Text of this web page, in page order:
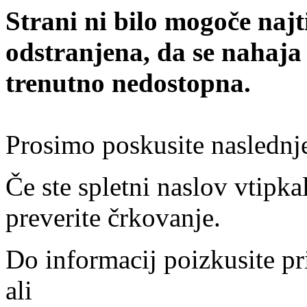
Strani ni bilo mogoče
odstranjena, da se
trenutno nedostopna.
Prosimo poskusite
Če ste spletni naslov
preverite črkovanje.
Do informacij poizkusite
ali